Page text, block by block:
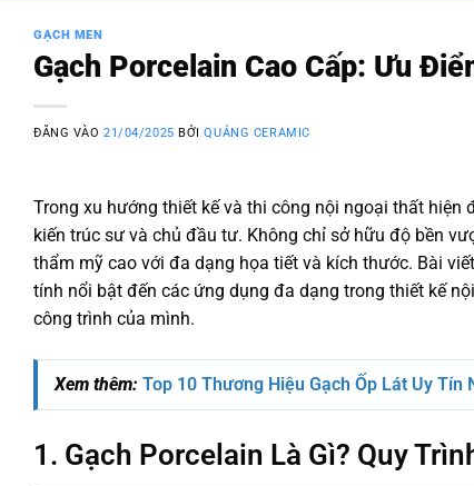
GẠCH MEN
Gạch Porcelain Cao Cấp: Ưu
ĐĂNG VÀO21/04/2025 BỞIQUẢNG CERAMIC
Trong xu hướng thiết kế và thi công nội ngoại thất hiện
kiến trúc sư và chủ đầu tư. Không chỉ sở hữu độ bền
thẩm mỹ cao với đa dạng họa tiết và kích thước. Bài
tính nổi bật đến các ứng dụng đa dạng trong thiết kế
công trình của mình.
Xem thêm: Top 10 Thương Hiệu Gạch Ốp Lát Uy Tín
1. Gạch Porcelain Là Gì? Quy